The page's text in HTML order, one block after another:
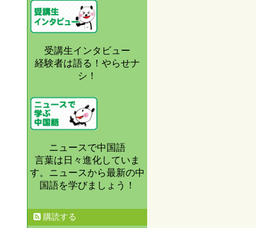
受講生インタビュー
経験者は語る！やらせナ
シ！
ニュースで中国語
言葉は日々進化していま
す。ニュースから最新の中
国語を学びましょう！
購読する